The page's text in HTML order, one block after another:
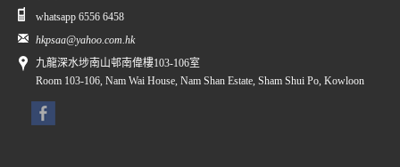
whatsapp 6556 6458
hkpsaa@yahoo.com.hk
九龍深水埗南山邨南偉樓103-106室
Room 103-106, Nam Wai House, Nam Shan Estate, Sham Shui Po, Kowloon